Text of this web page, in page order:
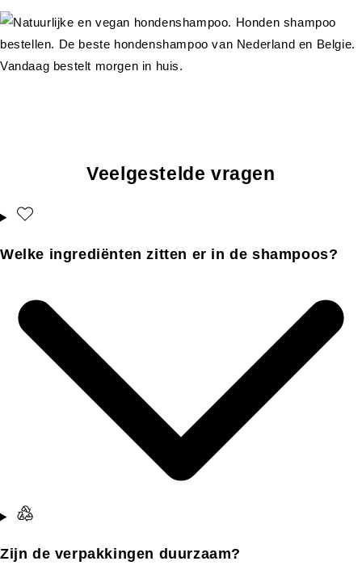
Veelgestelde vragen
Welke ingrediënten zitten er in de shampoos?
Zijn de verpakkingen duurzaam?